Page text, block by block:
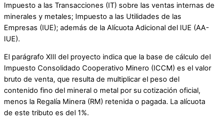
Impuesto a las Transacciones (IT) sobre las ventas internas de
minerales y metales; Impuesto a las Utilidades de las
Empresas (IUE); además de la Alícuota Adicional del IUE (AA-
IUE).
El parágrafo XIII del proyecto indica que la base de cálculo del
Impuesto Consolidado Cooperativo Minero (ICCM) es el valor
bruto de venta, que resulta de multiplicar el peso del
contenido fino del mineral o metal por su cotización oficial,
menos la Regalía Minera (RM) retenida o pagada. La alícuota
de este tributo es del 1%.